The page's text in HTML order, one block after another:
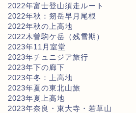
2022年富士登山須走ルート
2022年秋：剱岳早月尾根
2022年秋の上高地
2022木曽駒ケ岳（残雪期）
2023年11月室堂
2023年チュニジア旅行
2023年下の廊下
2023年冬：上高地
2023年夏の東北山旅
2023年夏上高地
2023年奈良・東大寺・若草山